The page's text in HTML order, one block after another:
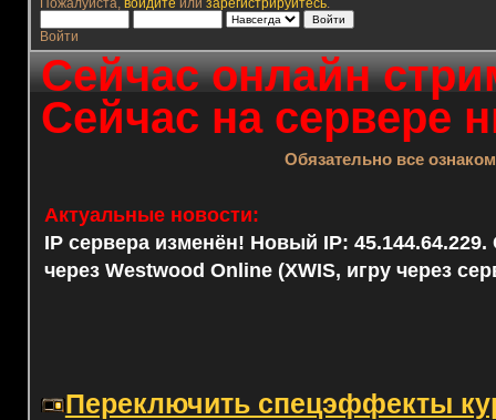
Войти
Сейчас онлайн
Сейчас на сервере
Обязательно все
Актуальные новости:
IP сервера изменён! Новый IP: 45.144.64.229.
через Westwood Online (XWIS, игру через
Переключить спецэффекты